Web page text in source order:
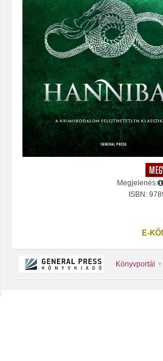
Megjelenés:
ISBN:
E-
Könyvportál